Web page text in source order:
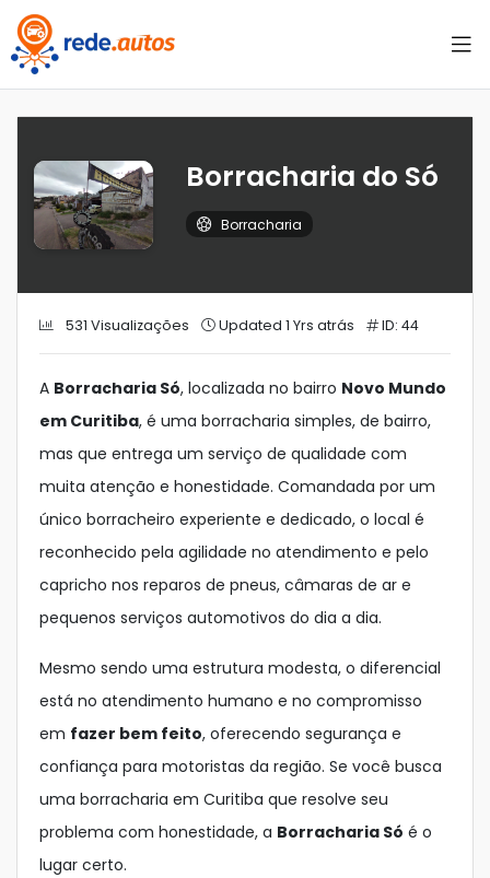
Borracharia do Só
Borracharia
531 Visualizações Updated 1 Yrs atrás ID: 44
A Borracharia Só, localizada no bairro Novo Mundo
em Curitiba, é uma borracharia simples, de bairro,
mas que entrega um serviço de qualidade com
muita atenção e honestidade. Comandada por um
único borracheiro experiente e dedicado, o local é
reconhecido pela agilidade no atendimento e pelo
capricho nos reparos de pneus, câmaras de ar e
pequenos serviços automotivos do dia a dia.
Mesmo sendo uma estrutura modesta, o diferencial
está no atendimento humano e no compromisso
em fazer bem feito, oferecendo segurança e
confiança para motoristas da região. Se você busca
uma borracharia em Curitiba que resolve seu
problema com honestidade, a Borracharia Só é o
lugar certo.